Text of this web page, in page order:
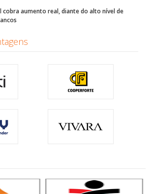
cobra aumento real, diante do alto nível de